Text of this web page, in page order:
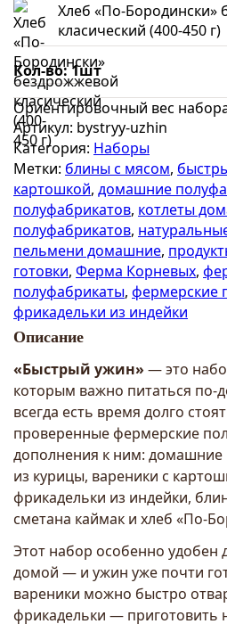
Хлеб «По-Бородински»
класический (400-450 г)
1шт
Ориентировочный вес
Артикул: bystryy-uzhin
Категория: Наборы
Метки: блины с мясом,
картошкой, домашние
полуфабрикатов, котлеты
полуфабрикатов,
пельмени домашние,
готовки, Ферма Корневых,
полуфабрикаты, фермерские
фрикадельки из индейки
Описание
«Быстрый ужин» — это
которым важно питаться по-
всегда есть время долго
проверенные фермерские
дополнения к ним:
из курицы, вареники с
фрикадельки из индейки,
сметана каймак и хлеб «По-
Этот набор особенно удобен
домой — и ужин уже почти
вареники можно быстро
фрикадельки — приготовить